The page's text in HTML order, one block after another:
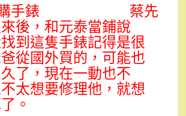
蔡先
後，和元泰當鋪說
到這隻手錶記得是很
從國外買的，可能也
了，現在一動也不
太想要修理他，就想
。